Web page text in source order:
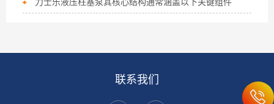
联系我们